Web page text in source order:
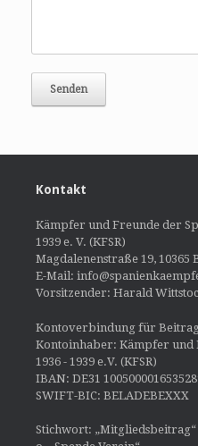
Kontakt
Kämpfer und Freunde der
1939 e. V. (KFSR)
Magdalenenstraße 19, 10365
E-Mail:
Vorsitzender: Harald
Kontoverbindung für
Kontoinhaber: Kämpfer und
1936 - 1939 e.V. (KFSR)
IBAN: DE31
SWIFT-BIC: BELADEBEXXX
Stichwort: „Mitgliedsbeitrag“